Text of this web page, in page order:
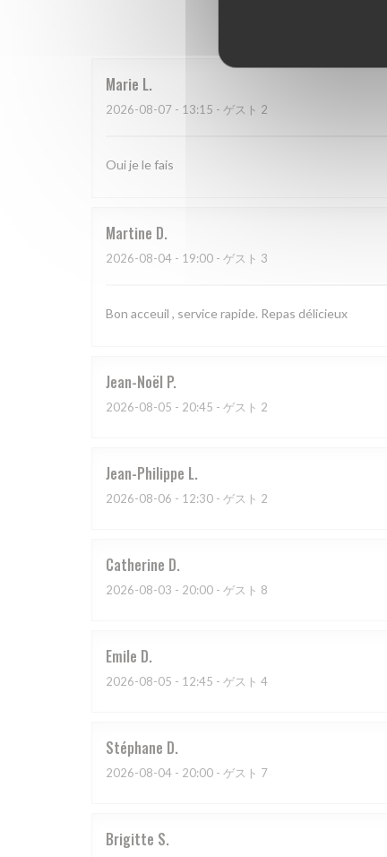
Marie L
2026-08-07 - 13:15 - ゲスト 2
Oui je le fais
Martine D
2026-08-04 - 19:00 - ゲスト 3
Bon acceuil , service rapide. Repas délicieux
Jean-Noël P
2026-08-05 - 20:45 - ゲスト 2
Jean-Philippe L
2026-08-06 - 12:30 - ゲスト 2
Catherine D
2026-08-03 - 20:00 - ゲスト 8
Emile D
2026-08-05 - 12:45 - ゲスト 4
Stéphane D
2026-08-04 - 20:00 - ゲスト 7
Brigitte S